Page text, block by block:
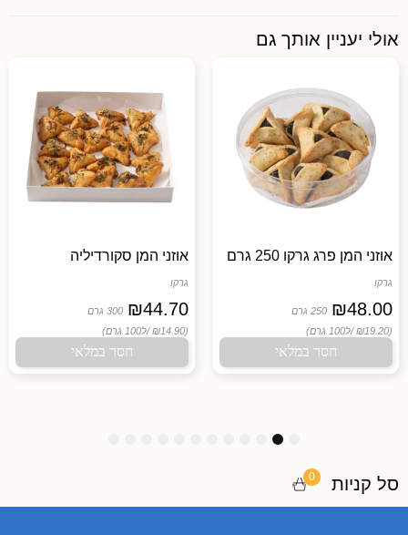
אולי יעניין אותך גם
אוזני המן פרג גרקו 250 גרם
גרקו
₪48.00
250 גרם
(₪19.20 /
ל100 גרם)
חסר במלאי
אוזני המן סקורדיליה
גרקו
₪44.70
300 גרם
(₪14.90 /
ל100 גרם)
חסר במלאי
סל קניות 0